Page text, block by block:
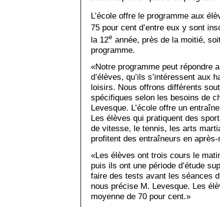
L’école offre le programme aux
75 pour cent d’entre eux y sont
la 12e année, près de la moitié,
programme.
«Notre programme peut répondre
d’élèves, qu’ils s’intéressent aux
loisirs. Nous offrons différents
spécifiques selon les besoins de
Levesque. L’école offre un
Les élèves qui pratiquent des
de vitesse, le tennis, les arts
profitent des entraîneurs en
«Les élèves ont trois cours le
puis ils ont une période d’étude
faire des tests avant les séances
nous précise M. Levesque. Les
moyenne de 70 pour cent.»